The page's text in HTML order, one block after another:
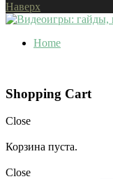
Наверх
Home
Shopping Cart
Close
Корзина пуста.
Close